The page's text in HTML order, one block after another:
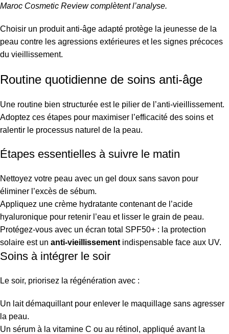
Maroc Cosmetic Review complètent l’analyse.
Choisir un produit anti-âge adapté protège la jeunesse de la
peau contre les agressions extérieures et les signes précoces
du vieillissement.
Routine quotidienne de soins anti-âge
Une routine bien structurée est le pilier de l’anti-vieillissement.
Adoptez ces étapes pour maximiser l’efficacité des soins et
ralentir le processus naturel de la peau.
Étapes essentielles à suivre le matin
Nettoyez votre peau avec un gel doux sans savon pour
éliminer l’excès de sébum.
Appliquez une crème hydratante contenant de l’acide
hyaluronique pour retenir l’eau et lisser le grain de peau.
Protégez-vous avec un écran total SPF50+ : la protection
solaire est un anti-vieillissement indispensable face aux UV.
Soins à intégrer le soir
Le soir, priorisez la régénération avec :
Un lait démaquillant pour enlever le maquillage sans agresser
la peau.
Un sérum à la vitamine C ou au rétinol, appliqué avant la